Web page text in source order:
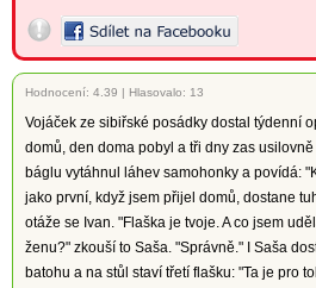
Hodnocení: 4.39 | Hlasovalo: 13
Vojáček ze sibiřské posádky dostal týdenní
domů, den doma pobyl a tři dny zas
báglu vytáhnul láhev samohonky a povídá:
jako první, když jsem přijel domů, dostane
otáže se Ivan. "Flaška je tvoje. A co jsem
ženu?" zkouší to Saša. "Správně." I Saša
batohu a na stůl staví třetí flašku: "Ta je pro